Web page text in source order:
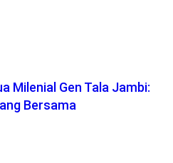
Milenial Gen Tala Jambi:
Bersama